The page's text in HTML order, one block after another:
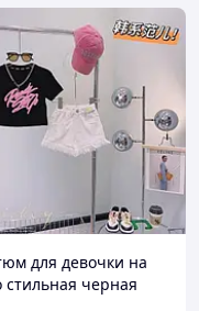
для девочки на
стильная черная